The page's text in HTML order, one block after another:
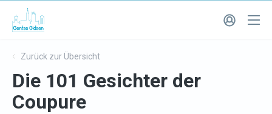
Zurück zur Übersicht
Die 101 Gesichter der
Coupure